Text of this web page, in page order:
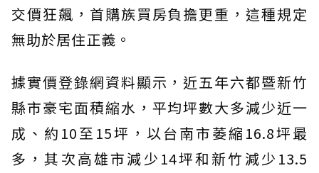
交價狂飆，首購族買房負擔更重，這種規定
無助於居住正義。
據實價登錄網資料顯示，近五年六都暨新竹
縣市豪宅面積縮水，平均坪數大多減少近一
成、約10至15坪，以台南市萎縮16.8坪最
多，其次高雄市減少14坪和新竹減少13.5